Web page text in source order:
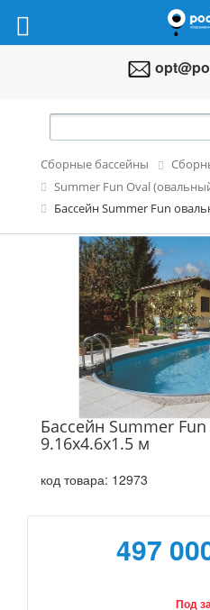
Сборные бассейны
Summer Fun Oval
Бассейн Summer Fun
Бассейн Summer
9.16x4.6x1.5 м
код товара: 12973
497
Под